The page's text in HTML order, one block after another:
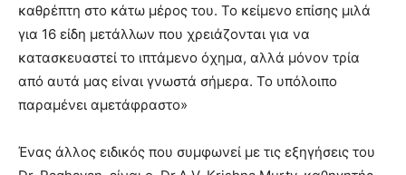
καθρέπτη στο κάτω μέρος του. Το κείμενο επίσης μιλά
για 16 είδη μετάλλων που χρειάζονται για να
κατασκευαστεί το ιπτάμενο όχημα, αλλά μόνον τρία
από αυτά μας είναι γνωστά σήμερα. Το υπόλοιπο
παραμένει αμετάφραστο»
Ένας άλλος ειδικός που συμφωνεί με τις εξηγήσεις του